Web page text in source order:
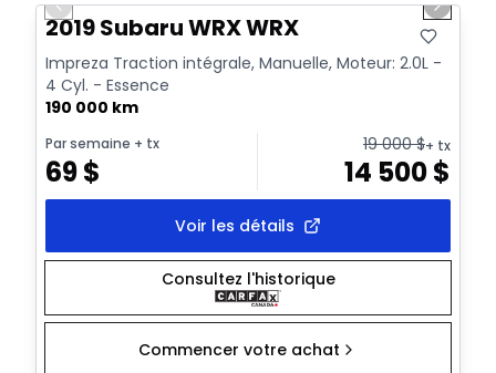
Previous slide Next
2019 Subaru WRX WRX
Impreza Traction intégrale, Manuelle, Moteur: 2.0L -
4 Cyl. - Essence
190 000 km
Par semaine + tx
69$
19 000$+ tx
14 500$
Voir les détails
Consultez l'historique
Commencer votre achat